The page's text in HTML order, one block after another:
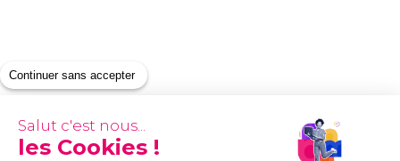
Continuer sans accepter
Salut c'est nous...
les Cookies !